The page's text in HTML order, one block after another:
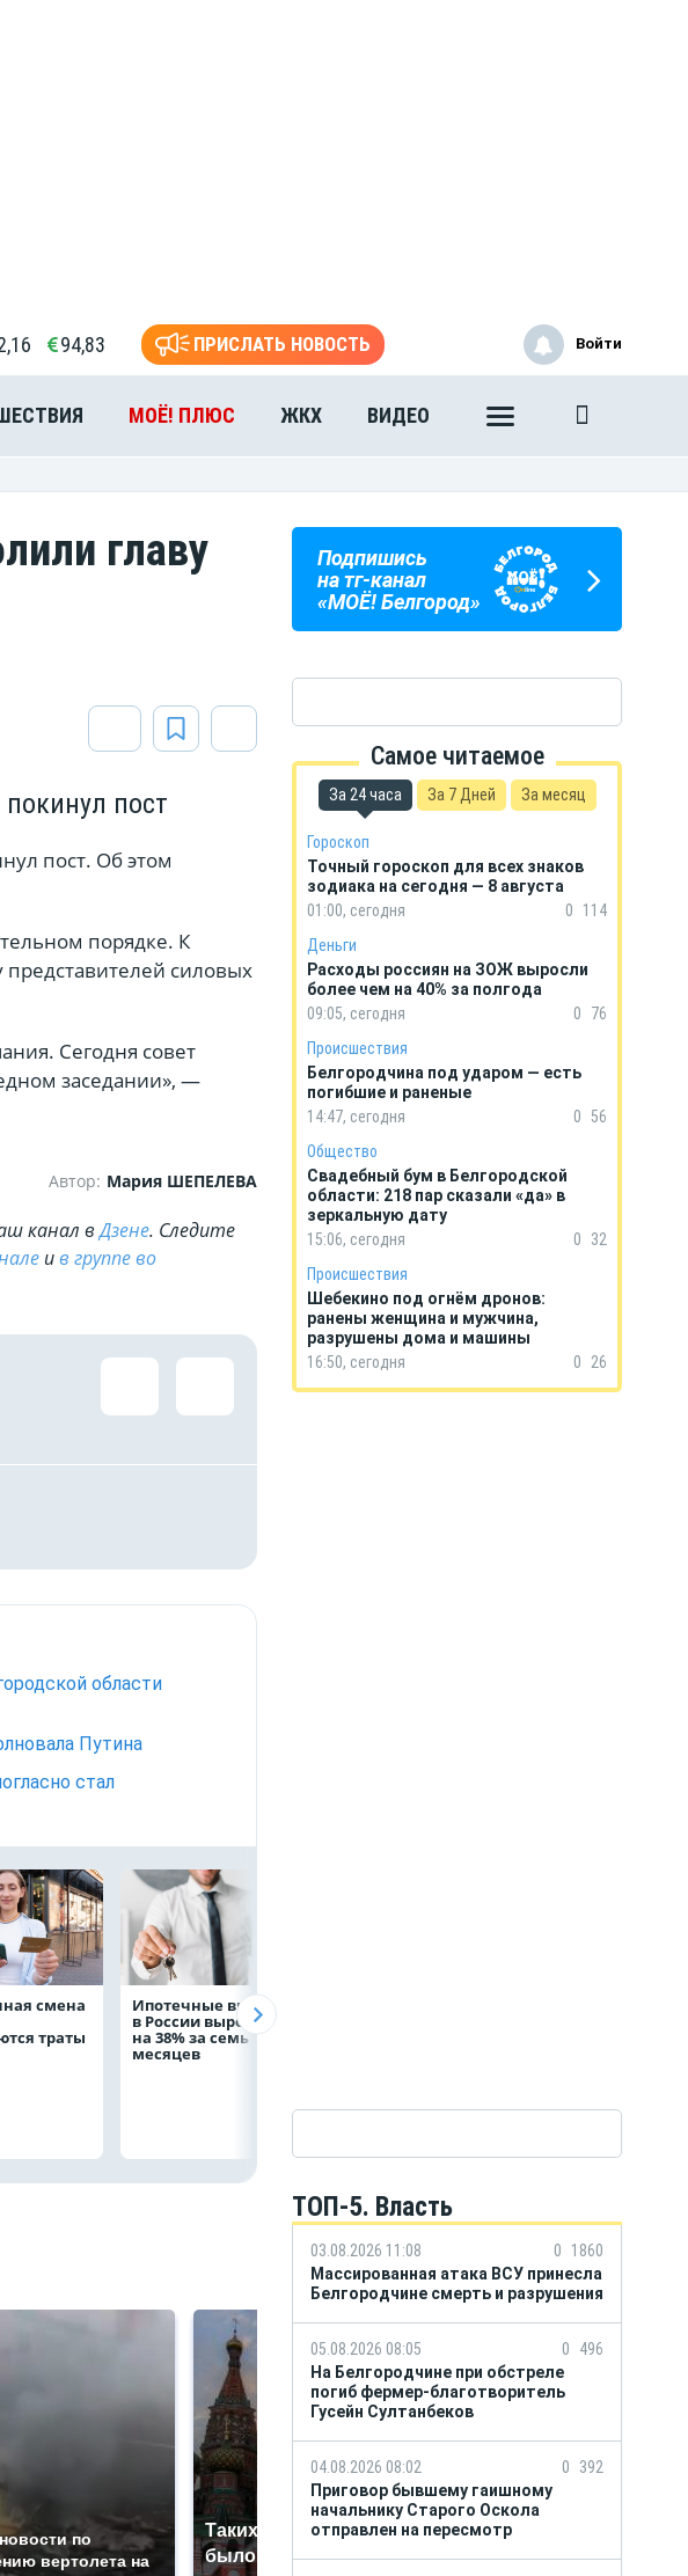
94,83 ПРИСЛАТЬ НОВОСТЬ
МОЁ! ПЛЮС ЖКХ ВИДЕО
Войти
главу
пост
пост. Об этом
порядке. К
представителей силовых
Сегодня совет
заседании», —
Автор: Мария ШЕПЕЛЕВА
канал вДзене. Cледите
ив группе во
области
Путина
стал
смена
траты
Ипотечные выдачи
в России выросли
на 38% за семь
месяцев
по
вертолета на
Таких событий не
было с 1945: чего
В магазинах России
ажиотаж из-за этого
Подпишись
на тг-канал
«МОЁ! Белгород»
ГОРОСКОП
НА КАЖДЫЙ ДЕНЬ
ПОГОДА
В БЕЛГОРОДЕ
Самое читаемое
За 24 часа За 7 Дней За месяц
Гороскоп
Точный гороскоп для всех знаков
зодиака на сегодня — 8 августа
01:00, сегодня
0
114
Деньги
Расходы россиян на ЗОЖ выросли
более чем на 40% за полгода
09:05, сегодня
0
76
Происшествия
Белгородчина под ударом — есть
погибшие и раненые
14:47, сегодня
0 56
Общество
Свадебный бум в Белгородской
области: 218 пар сказали «да» в
зеркальную дату
15:06, сегодня
0
32
Происшествия
Шебекино под огнём дронов:
ранены женщина и мужчина,
разрушены дома и машины
16:50, сегодня
0 26
ТОП-5. Власть
03.08.2026 11:08 0
1860
Массированная атака ВСУ принесла
Белгородчине смерть и разрушения
05.08.2026 08:05 0
496
На Белгородчине при обстреле
погиб фермер-благотворитель
Гусейн Султанбеков
04.08.2026 08:02 0
392
Приговор бывшему гаишному
начальнику Старого Оскола
отправлен на пересмотр